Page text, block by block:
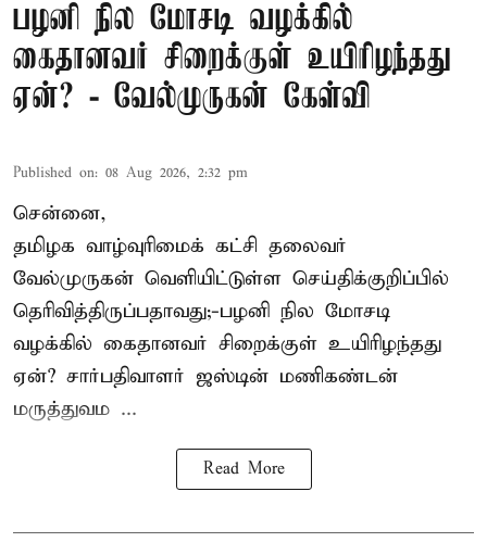
பழனி நில மோசடி வழக்கில்
கைதானவர் சிறைக்குள் உயிரிழந்தது
ஏன்? - வேல்முருகன் கேள்வி
Published on: 08 Aug 2026, 2:32 pm
சென்னை,
தமிழக வாழ்வுரிமைக் கட்சி தலைவர்
வேல்முருகன் வெளியிட்டுள்ள செய்திக்குறிப்பில்
தெரிவித்திருப்பதாவது;-பழனி நில மோசடி
வழக்கில் கைதானவர் சிறைக்குள் உயிரிழந்தது
ஏன்? சார்பதிவாளர் ஜஸ்டின் மணிகண்டன்
மருத்துவம ...
Read More